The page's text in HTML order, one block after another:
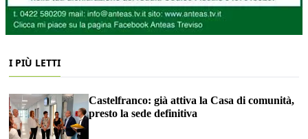
I PIÙ LETTI
Castelfranco: già attiva la Casa di comunità,
presto la sede definitiva